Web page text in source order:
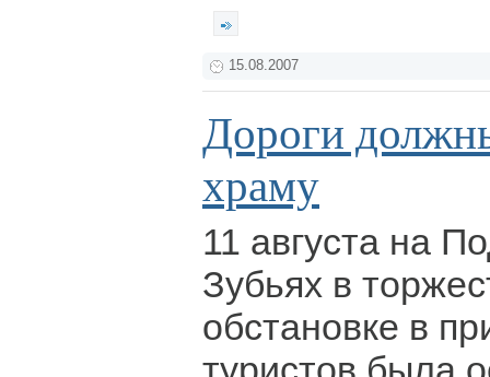
15.08.2007
Дороги
храму
11 августа на
Зубьях в
обстановке в